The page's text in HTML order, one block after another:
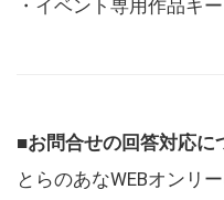
・イベント専用作品キ
■お問合せの回答対応に
とらのあなWEBオンリ